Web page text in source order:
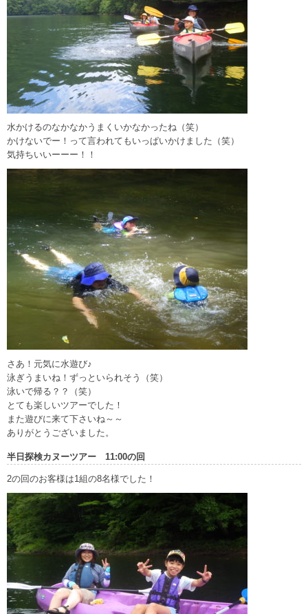
水かけるのなかなかうまくいかなかったね（笑）
かけないでー！って言われてもいっぱいかけました（笑）
気持ちいいーーー！！
さあ！元気に水遊び♪
泳ぎうまいね！ずっといられそう（笑）
泳いで帰る？？（笑）
とても楽しいツアーでした！
また遊びに来て下さいね～～
ありがとうございました。
半日探検カヌーツアー 11:00の回
2の回のお客様は1組の8名様でした！